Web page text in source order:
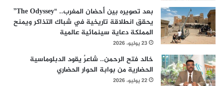
بعد تصويره بين أحضان المغرب.. “The Odyssey”
يحقق انطلاقة تاريخية في شباك التذاكر ويمنح
المملكة دعاية سينمائية عالمية
23 يوليو، 2026
خالد فتح الرحمن.. شاعرٌ يقود الدبلوماسية
الحضارية من بوابة الحوار الحضاري
22 يوليو، 2026